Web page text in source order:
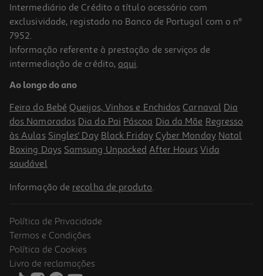
Intermediário de Crédito a título acessório com
exclusividade, registado no Banco de Portugal com o nº
7952.
Informação referente à prestação de serviços de
intermediação de crédito, aqui.
Ao longo do ano
Feira do Bebé Queijos, Vinhos e Enchidos Carnaval Dia
dos Namorados Dia do Pai Páscoa Dia da Mãe Regresso
às Aulas Singles' Day Black Friday Cyber Monday Natal
Boxing Days Samsung Unpacked After Hours Vida
saudável
Informação de recolha de produto.
Política de Privacidade
Termos e Condições
Política de Cookies
Livro de reclamações